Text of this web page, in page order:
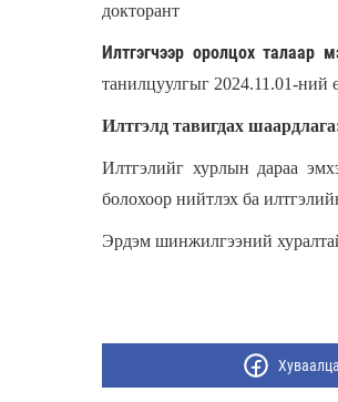
докторант
Илтгэгчээр оролцох талаар
танилцуулгыг 2024.11.01-ний
Илтгэлд тавигдах
Илтгэлийг хурлын дараа
болохоор нийтлэх ба
Эрдэм шинжилгээний